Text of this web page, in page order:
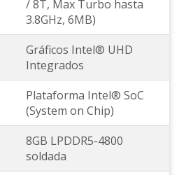
/ 8T, Max Turbo hasta
3.8GHz, 6MB)
Gráficos Intel® UHD
Integrados
Plataforma Intel® SoC
(System on Chip)
8GB LPDDR5-4800
soldada